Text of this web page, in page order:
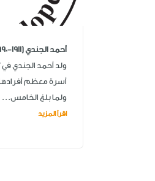
أحمد الجندي (1911-1990)
أسرة معظم
ولما بلغ الخامس...
اقرأ المزيد